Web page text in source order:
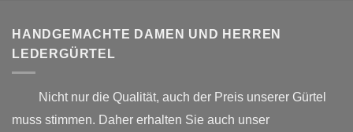
auf
Produktseite
werden
auf
werden
HANDGEMACHTE DAMEN UND HERREN
LEDERGÜRTEL
Nicht nur die Qualität, auch der Preis unserer Gürtel
muss stimmen. Daher erhalten Sie auch unser